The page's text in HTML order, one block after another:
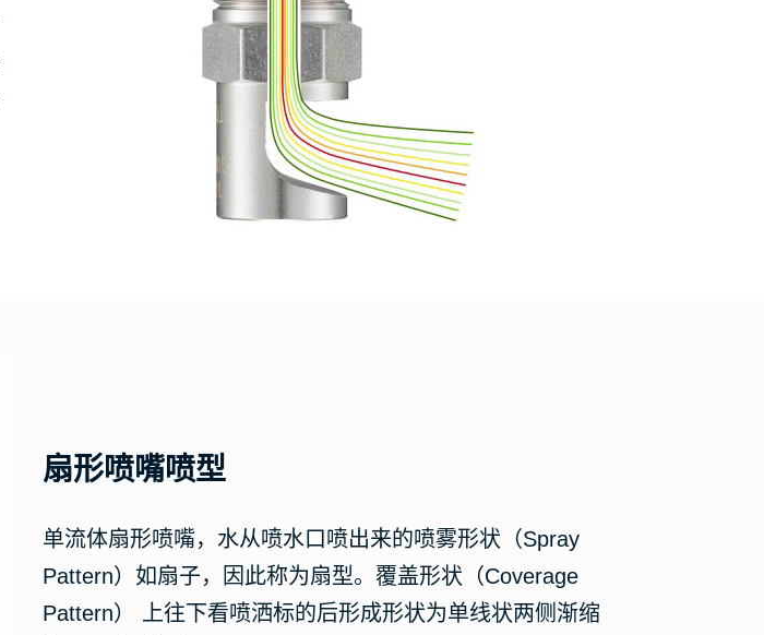
扇形喷嘴喷型
单流体扇形喷嘴，水从喷水口喷出来的喷雾形状（Spray
Pattern）如扇子，因此称为扇型。覆盖形状（Coverage
Pattern） 上往下看喷洒标的后形成形状为单线状两侧渐缩